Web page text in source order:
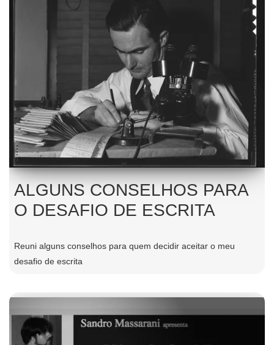
ALGUNS CONSELHOS PARA
O DESAFIO DE ESCRITA
Reuni alguns conselhos para quem decidir aceitar o meu
desafio de escrita